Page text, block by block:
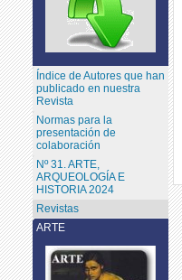
ARTE
Índice de Autores que han
publicado en nuestra
Revista
Normas para la
presentación de
colaboración
Nº 31. ARTE,
ARQUEOLOGÍA E
HISTORIA 2024
Revistas